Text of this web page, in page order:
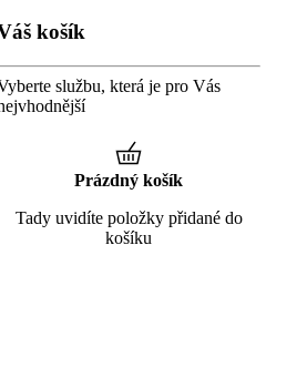
košík
službu, která je pro Vás
Prázdný košík
Tady uvidíte položky přidané do
košíku